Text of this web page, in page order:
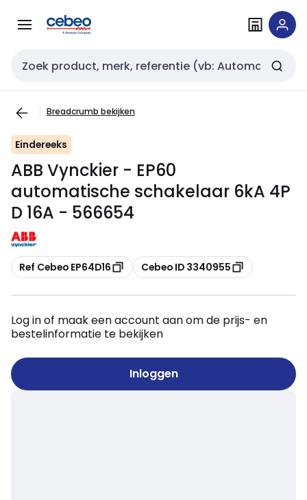
naar
naar
Zoekveld invoer
Breadcrumb bekijken
Eindereeks
ABB Vynckier - EP60
automatische schakelaar 6kA 4P
D 16A - 566654
Kopiëren
Ref Cebeo EP64D16 Kopiëren
Cebeo ID 3340955
Log in of maak een account aan om de prijs- en
bestelinformatie te bekijken
Inloggen